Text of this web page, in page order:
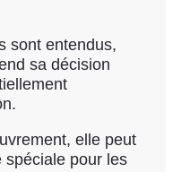
sont entendus,
sa décision
elle peut
spéciale pour les